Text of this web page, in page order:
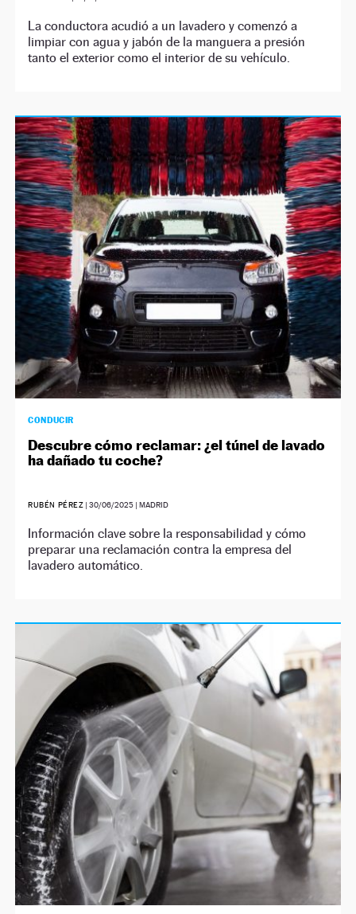
La conductora acudió a un lavadero y comenzó a
limpiar con agua y jabón de la manguera a presión
tanto el exterior como el interior de su vehículo.
CONDUCIR
Descubre cómo reclamar: ¿el túnel de lavado
ha dañado tu coche?
RUBÉN PÉREZ |30/06/2025 | MADRID
Información clave sobre la responsabilidad y cómo
preparar una reclamación contra la empresa del
lavadero automático.